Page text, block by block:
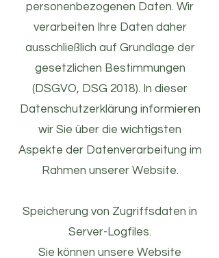
personenbezogenen Daten. Wir
verarbeiten Ihre Daten daher
ausschließlich auf Grundlage der
gesetzlichen Bestimmungen
(DSGVO, DSG 2018). In dieser
Datenschutzerklärung informieren
wir Sie über die wichtigsten
Aspekte der Datenverarbeitung im
Rahmen unserer Website.
Speicherung von Zugriffsdaten in
Server-Logfiles.
Sie können unsere Website